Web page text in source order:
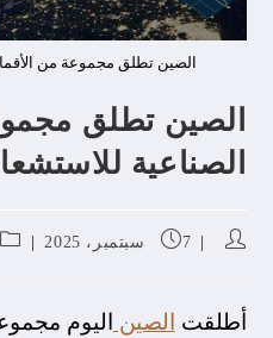
الصين تطلق مجموعة من
الصين تطلق
الصناعية
7 سبتمبر، 2025
أطلقت الصين اليوم